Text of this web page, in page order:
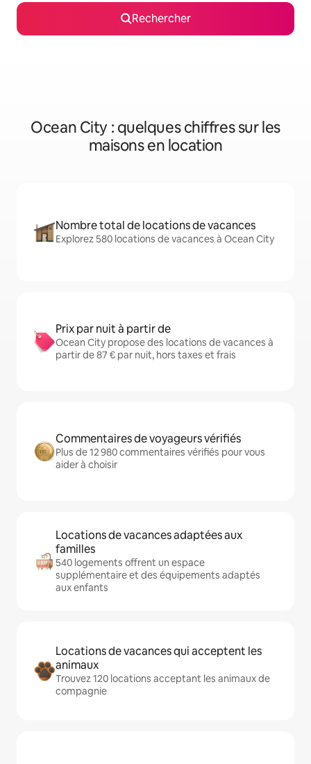
Rechercher
Ocean City : quelques chiffres sur les
maisons en location
Nombre total de locations de vacances
Explorez 580 locations de vacances à Ocean City
Prix par nuit à partir de
Ocean City propose des locations de vacances à
partir de 87 € par nuit, hors taxes et frais
Commentaires de voyageurs vérifiés
Plus de 12 980 commentaires vérifiés pour vous
aider à choisir
Locations de vacances adaptées aux
familles
540 logements offrent un espace
supplémentaire et des équipements adaptés
aux enfants
Locations de vacances qui acceptent les
animaux
Trouvez 120 locations acceptant les animaux de
compagnie